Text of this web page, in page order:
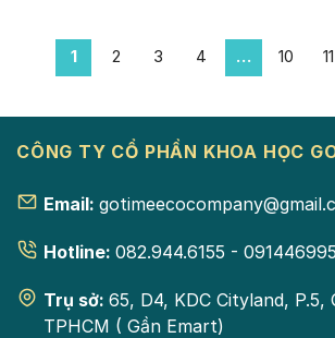
1 2 3 4 … 10 11
CÔNG TY CỔ PHẦN KHOA HỌC
Email:
Hotline: 082.944.6155 -
Trụ sở: 65, D4, KDC Cityland, P.5,
TPHCM ( Gần Emart)